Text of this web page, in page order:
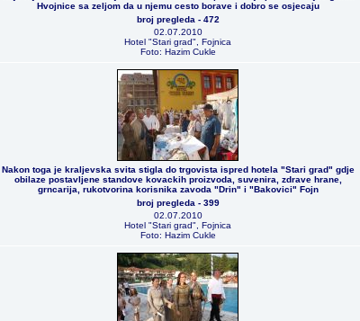
Hvojnice sa zeljom da u njemu cesto borave i dobro se osjecaju
broj pregleda - 472
02.07.2010
Hotel "Stari grad", Fojnica
Foto: Hazim Cukle
Nakon toga je kraljevska svita stigla do trgovista ispred hotela "Stari grad" gdje
obilaze postavljene standove kovackih proizvoda, suvenira, zdrave hrane,
grncarija, rukotvorina korisnika zavoda "Drin" i "Bakovici" Fojn
broj pregleda - 399
02.07.2010
Hotel "Stari grad", Fojnica
Foto: Hazim Cukle